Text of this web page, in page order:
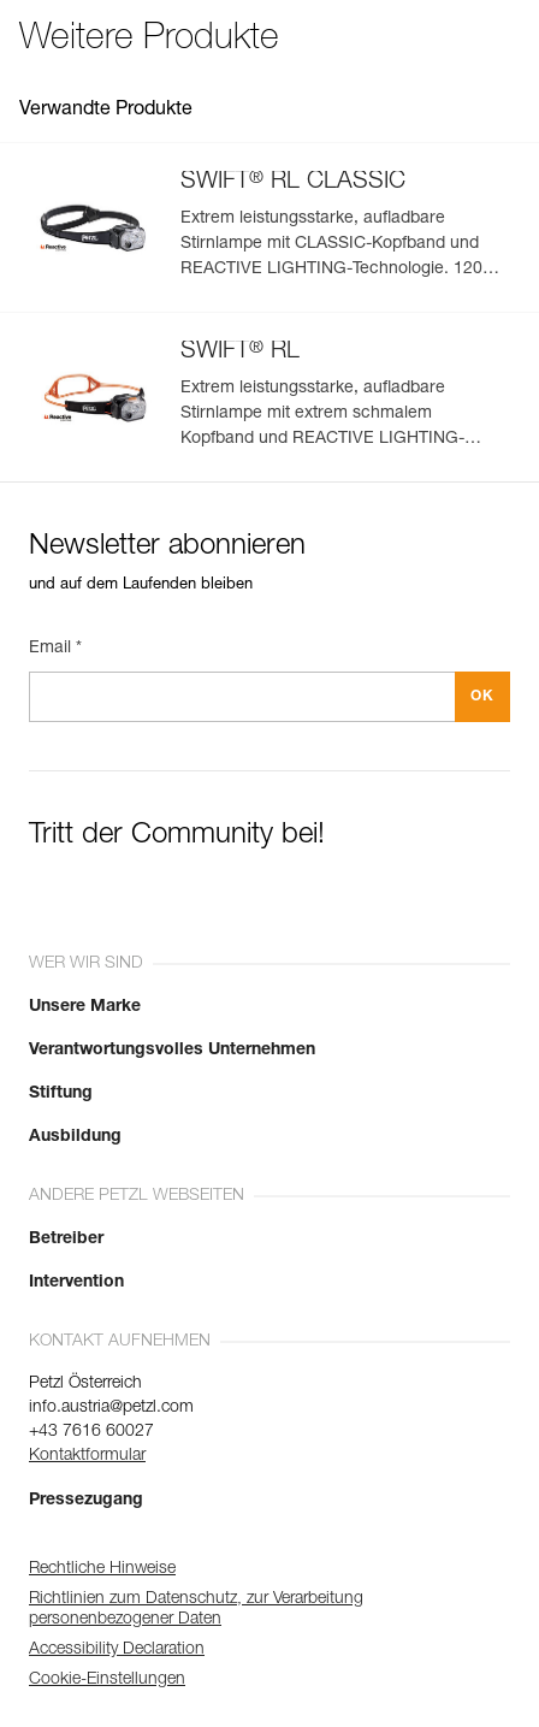
Weitere Produkte
Verwandte Produkte
SWIFT ® RL CLASSIC
Extrem leistungsstarke, aufladbare
Stirnlampe mit CLASSIC-Kopfband und
REACTIVE LIGHTING-Technologie. 1200
SWIFT ® RL
Extrem leistungsstarke, aufladbare
Stirnlampe mit extrem schmalem
Kopfband und REACTIVE LIGHTING-
Newsletter abonnieren
und auf dem Laufenden bleiben
Email *
Tritt der Community bei!
WER WIR SIND
Unsere Marke
Verantwortungsvolles Unternehmen
Stiftung
Ausbildung
ANDERE PETZL WEBSEITEN
Betreiber
Intervention
KONTAKT AUFNEHMEN
Petzl Österreich
info.austria@petzl.com
+43 7616 60027
Kontaktformular
Pressezugang
Rechtliche Hinweise
Richtlinien zum Datenschutz, zur Verarbeitung
personenbezogener Daten
Accessibility Declaration
Cookie-Einstellungen